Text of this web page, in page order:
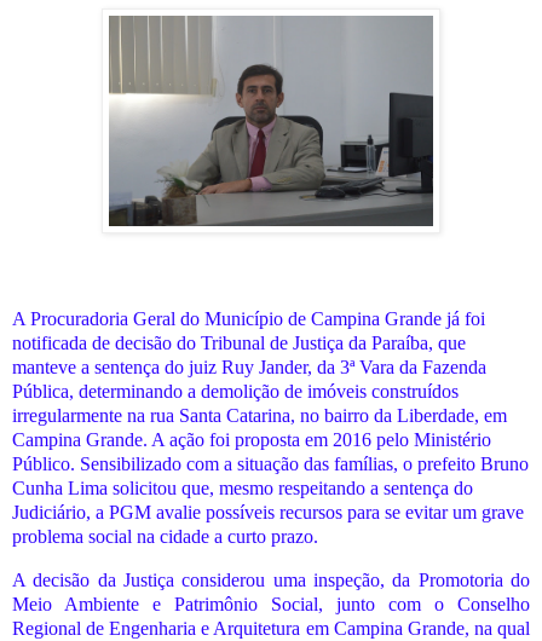
A Procuradoria Geral do Município de Campina Grande já foi
notificada de decisão do Tribunal de Justiça da Paraíba, que
manteve a sentença do juiz Ruy Jander, da 3ª Vara da Fazenda
Pública, determinando a demolição de imóveis construídos
irregularmente na rua Santa Catarina, no bairro da Liberdade, em
Campina Grande. A ação foi proposta em 2016 pelo Ministério
Público. Sensibilizado com a situação das famílias, o prefeito Bruno
Cunha Lima solicitou que, mesmo respeitando a sentença do
Judiciário, a PGM avalie possíveis recursos para se evitar um grave
problema social na cidade a curto prazo.
A decisão da Justiça considerou uma inspeção, da Promotoria do
Meio Ambiente e Patrimônio Social, junto com o Conselho
Regional de Engenharia e Arquitetura em Campina Grande, na qual